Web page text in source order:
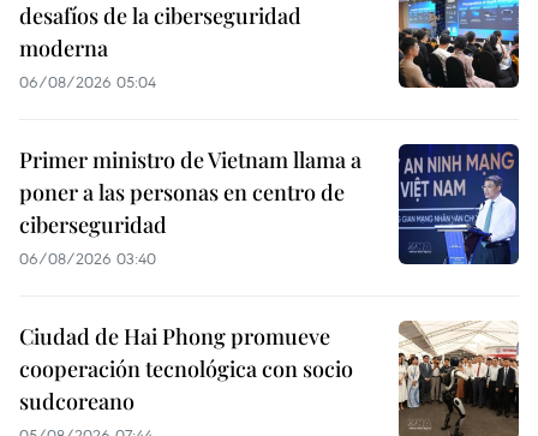
desafíos de la ciberseguridad
moderna
06/08/2026 05:04
Primer ministro de Vietnam llama a
poner a las personas en centro de
ciberseguridad
06/08/2026 03:40
Ciudad de Hai Phong promueve
cooperación tecnológica con socio
sudcoreano